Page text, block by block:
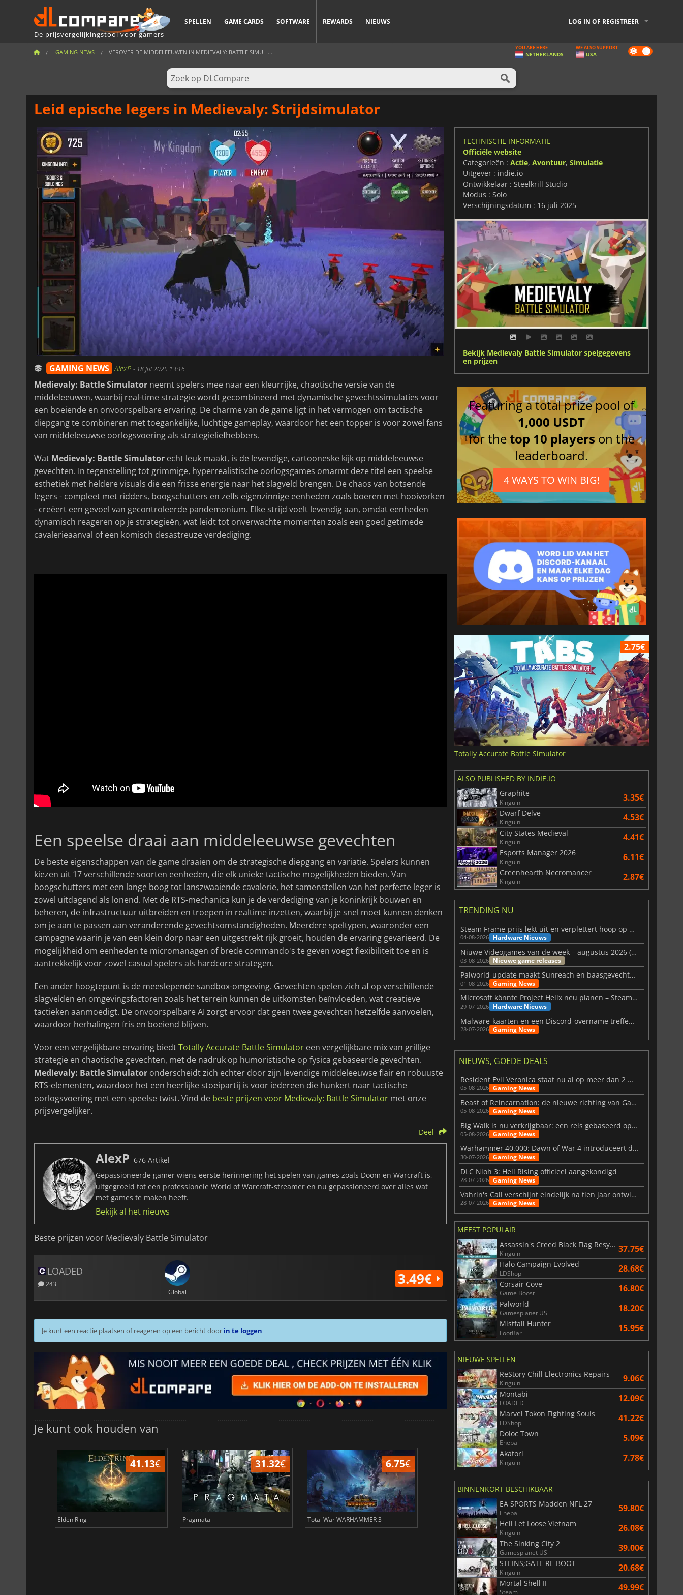
De prijsvergelijkingstool voor gamers
SPELLEN GAME CARDS SOFTWARE REWARDS NIEUWS LOG IN OF REGISTREER
GAMING NEWS VEROVER DE MIDDELEEUWEN IN MEDIEVALY: BATTLE SIMUL ... Dark
mode
YOU ARE HERE
NETHERLANDS
WE ALSO SUPPORT
USA
Leid epische legers in Medievaly: Strijdsimulator
GAMING NEWS AlexP - 18 jul 2025 13:16
Medievaly: Battle Simulator neemt spelers mee naar een kleurrijke, chaotische versie van de
middeleeuwen, waarbij real-time strategie wordt gecombineerd met dynamische gevechtssimulaties voor
een boeiende en onvoorspelbare ervaring. De charme van de game ligt in het vermogen om tactische
diepgang te combineren met toegankelijke, luchtige gameplay, waardoor het een topper is voor zowel fans
van middeleeuwse oorlogsvoering als strategieliefhebbers.
Wat Medievaly: Battle Simulator echt leuk maakt, is de levendige, cartooneske kijk op middeleeuwse
gevechten. In tegenstelling tot grimmige, hyperrealistische oorlogsgames omarmt deze titel een speelse
esthetiek met heldere visuals die een frisse energie naar het slagveld brengen. De chaos van botsende
legers - compleet met ridders, boogschutters en zelfs eigenzinnige eenheden zoals boeren met hooivorken
- creëert een gevoel van gecontroleerde pandemonium. Elke strijd voelt levendig aan, omdat eenheden
dynamisch reageren op je strategieën, wat leidt tot onverwachte momenten zoals een goed getimede
cavalerieaanval of een komisch desastreuze verdediging.
Een speelse draai aan middeleeuwse gevechten
De beste eigenschappen van de game draaien om de strategische diepgang en variatie. Spelers kunnen
kiezen uit 17 verschillende soorten eenheden, die elk unieke tactische mogelijkheden bieden. Van
boogschutters met een lange boog tot lanszwaaiende cavalerie, het samenstellen van het perfecte leger is
zowel uitdagend als lonend. Met de RTS-mechanica kun je de verdediging van je koninkrijk bouwen en
beheren, de infrastructuur uitbreiden en troepen in realtime inzetten, waarbij je snel moet kunnen denken
om je aan te passen aan veranderende gevechtsomstandigheden. Meerdere speltypen, waaronder een
campagne waarin je van een klein dorp naar een uitgestrekt rijk groeit, houden de ervaring gevarieerd. De
mogelijkheid om eenheden te micromanagen of brede commando's te geven voegt flexibiliteit toe en is
aantrekkelijk voor zowel casual spelers als hardcore strategen.
Een ander hoogtepunt is de meeslepende sandbox-omgeving. Gevechten spelen zich af op verschillende
slagvelden en omgevingsfactoren zoals het terrein kunnen de uitkomsten beïnvloeden, wat creatieve
tactieken aanmoedigt. De onvoorspelbare AI zorgt ervoor dat geen twee gevechten hetzelfde aanvoelen,
waardoor herhalingen fris en boeiend blijven.
Voor een vergelijkbare ervaring biedtTotally Accurate Battle Simulator een vergelijkbare mix van grillige
strategie en chaotische gevechten, met de nadruk op humoristische op fysica gebaseerde gevechten.
Medievaly: Battle Simulator onderscheidt zich echter door zijn levendige middeleeuwse flair en robuuste
RTS-elementen, waardoor het een heerlijke stoeipartij is voor iedereen die hunkert naar tactische
oorlogsvoering met een speelse twist. Vind de beste prijzen voor Medievaly: Battle Simulator met onze
prijsvergelijker.
Deel
AlexP 676 Artikel
Gepassioneerde gamer wiens eerste herinnering het spelen van games zoals Doom en Warcraft is,
uitgegroeid tot een professionele World of Warcraft-streamer en nu gepassioneerd over alles wat
met games te maken heeft.
Bekijk al het nieuws
Beste prijzen voor Medievaly Battle Simulator
LOADED
243
Global
3.49€
Je kunt een reactie plaatsen of reageren op een bericht door in te loggen
Je kunt ook houden van
6.75€
Total War WARHAMMER 3
15.48€
Lies Of P
31.34 €
METAL GEAR SOLID DELTA SNAKE EATER
20.15
Civilization 7
20.61
Borderlands 4
TECHNISCHE INFORMATIE
Officiële website
Categorieën : Actie, Avontuur, Simulatie
Uitgever : indie.io
Ontwikkelaar : Steelkrill Studio
Modus : Solo
Verschijningsdatum : 16 juli 2025
Bekijk Medievaly Battle Simulator spelgegevens
en prijzen
Featuring a total prize pool of
1,000 USDT
for thetop 10 players on the
leaderboard.
4 WAYS TO WIN BIG!
2.75€
Totally Accurate Battle Simulator
ALSO PUBLISHED BY INDIE.IO
Graphite
Kinguin 3.35€
Dwarf Delve
Kinguin 4.53€
City States Medieval
Kinguin 4.41€
Esports Manager 2026
Kinguin 6.11€
Greenhearth Necromancer
Kinguin 2.87€
TRENDING NU
Steam Frame-prijs lekt uit en verplettert hoop op betaalbare VR
04-08-2026 Hardware Nieuws
Niuwe Videogames van de week – augustus 2026 (week 32)
03-08-2026 Nieuwe game releases
Palworld-update maakt Sunreach en baasgevechten stabieler
01-08-2026 Gaming News
Microsoft könnte Project Helix neu planen – Steam-Support wackelt
29-07-2026 Hardware Nieuws
Malware-kaarten en een Discord-overname treffen Meccha Chameleon
28-07-2026 Gaming News
NIEUWS, GOEDE DEALS
Resident Evil Veronica staat nu al op meer dan 2 miljoen verlanglijstjes
05-08-2026 Gaming News
Beast of Reincarnation: de nieuwe richting van Game Freak
05-08-2026 Gaming News
Big Walk is nu verkrijgbaar: een reis gebaseerd op vriendschap
05-08-2026 Gaming News
Warhammer 40.000: Dawn of War 4 introduceert de Necron-factie
30-07-2026 Gaming News
DLC Nioh 3: Hell Rising officieel aangekondigd
28-07-2026 Gaming News
Vahrin's Call verschijnt eindelijk na tien jaar ontwikkeling
28-07-2026 Gaming News
MEEST POPULAIR
Assassin's Creed Black Flag Resynced
Kinguin 37.75€
Halo Campaign Evolved
LDShop 28.68€
Corsair Cove
Game Boost 16.80€
Palworld
Gamesplanet US 18.20€
Mistfall Hunter
LootBar 15.95€
NIEUWE SPELLEN
ReStory Chill Electronics Repairs
Kinguin 9.06€
Montabi
LOADED 12.09€
Marvel Tokon Fighting Souls
LDShop 41.22€
Doloc Town
Eneba 5.09€
Akatori
Kinguin 7.78€
BINNENKORT BESCHIKBAAR
EA SPORTS Madden NFL 27
Eneba 59.80€
Hell Let Loose Vietnam
Kinguin 26.08€
The Sinking City 2
Gamesplanet US 39.00€
STEINS;GATE RE BOOT
Kinguin 20.68€
Mortal Shell II
Steam 49.99€